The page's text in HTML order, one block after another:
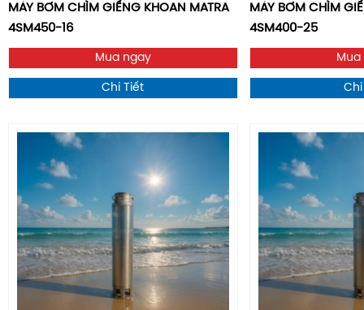
MÁY BƠM CHÌM GIẾNG KHOAN MATRA
4SM450-16
Mua ngay
Chi Tiết
MÁY BƠM CHÌM
4SM400-25